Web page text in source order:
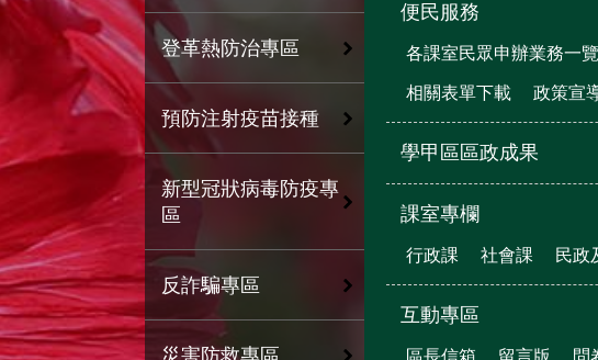
登革熱防治專區
預防注射疫苗接種
新型冠狀病毒防疫專
區
反詐騙專區
便民服務
各課室民眾申辦業務一
相關表單下載 政策宣
學甲區區政成果
課室專欄
行政課 社會課 民政
互動專區
區長信箱 留言版 問